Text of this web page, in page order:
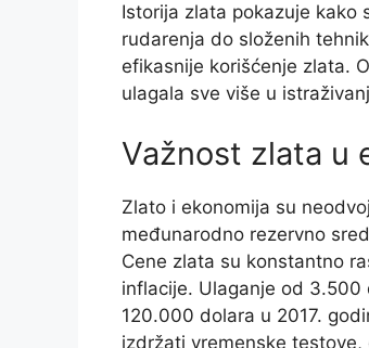
Istorija zlata pokazuje kako
rudarenja do složenih
efikasnije korišćenje zlata.
ulagala sve više u
Važnost zlata u
Zlato i ekonomija su
međunarodno rezervno
Cene zlata su konstantno
inflacije. Ulaganje od 3.500
120.000 dolara u 2017.
izdržati vremenske